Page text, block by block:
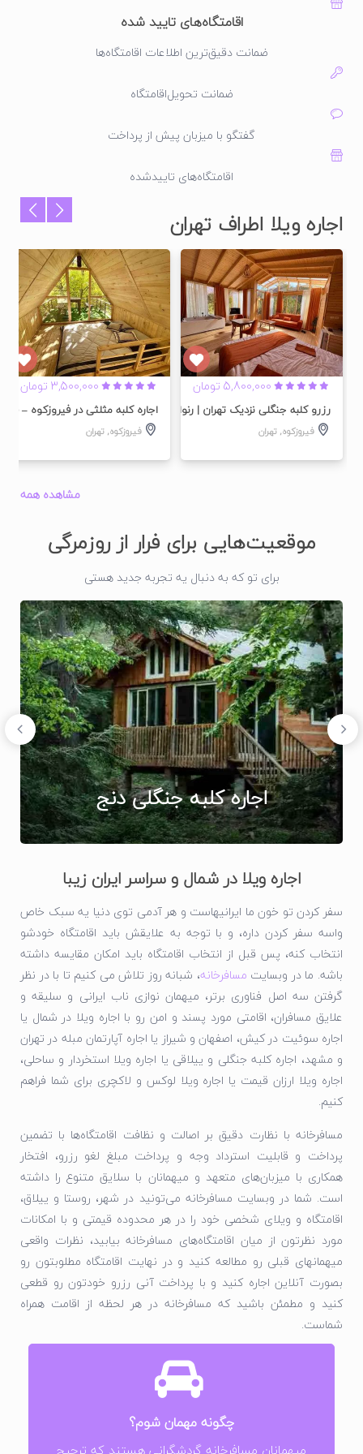
اقامتگاه‌های تایید شده
ضمانت دقیق‌ترین اطلاعات اقامتگاه‌ها
ضمانت تحویل‌اقامتگاه
گفتگو با میزبان پیش از پرداخت
اقامتگاه‌های تاییدشده
اجاره ویلا اطراف تهران
5,800,000 تومان
رزرو کلبه جنگلی نزدیک تهران | رنوار
فیروزکوه,تهران
3,500,000 تومان
تایید شده
اجاره کلبه مثلثی در فیروزکوه – فرح
فیروزکوه, تهران
تایید شده
مشاهده همه
موقعیت‌هایی برای فرار از روزمرگی
برای تو که به دنبال یه تجربه جدید هستی
اجاره کلبه جنگلی دنج
اجاره ویلا در شمال و سراسر ایران زیبا
سفر کردن تو خون ما ایرانیهاست و هر آدمی توی دنیا یه سبک خاص
واسه سفر کردن داره، و با توجه به علایقش باید اقامتگاه خودشو
انتخاب کنه، پس قبل از انتخاب اقامتگاه باید امکان مقایسه داشته
باشه. ما در وبسایت مسافرخانه، شبانه روز تلاش می کنیم تا با در نظر
گرفتن سه اصل فناوری برتر، میهمان نوازی ناب ایرانی و سلیقه و
علایق مسافران، اقامتی مورد پسند و امن رو با اجاره ویلا در شمال یا
اجاره سوئیت در کیش، اصفهان و شیراز یا اجاره آپارتمان مبله در تهران
و مشهد، اجاره کلبه جنگلی و ییلاقی یا اجاره ویلا استخردار و ساحلی،
اجاره ویلا ارزان قیمت یا اجاره ویلا لوکس و لاکچری برای شما فراهم
کنیم.
مسافرخانه با نظارت دقیق بر اصالت و نظافت اقامتگاه‌‌ها با تضمین
پرداخت و قابلیت استرداد وجه و پرداخت مبلغ لغو رزرو، افتخار
همکاری با میزبان‌های متعهد و میهمانان با سلایق متنوع را داشته
است. شما در وبسایت مسافرخانه می‌تونید در شهر، روستا و ییلاق،
اقامتگاه و ویلای شخصی خود را در هر محدوده قیمتی و با امکانات
مورد نظرتون از میان اقامتگاه‌های مسافرخانه بیابید، نظرات واقعی
میهمانهای قبلی رو مطالعه کنید و در نهایت اقامتگاه مطلوبتون رو
بصورت آنلاین اجاره کنید و با پرداخت آنی رزرو خودتون رو قطعی
کنید و مطمئن باشید که مسافرخانه در هر لحظه از اقامت همراه
شماست.
چگونه مهمان شوم؟
5- مبلغ اجاره را پرداخت کنید